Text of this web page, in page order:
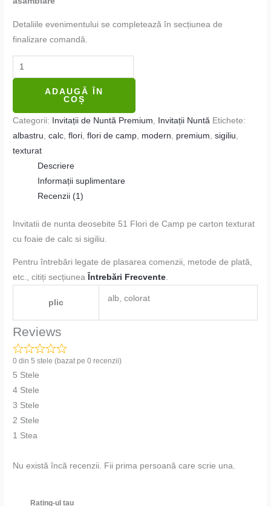
Detaliile evenimentului se completează în secțiunea de
finalizare comandă.
ADAUGĂ ÎN
COȘ
Categorii: Invitații de Nuntă Premium, Invitații Nuntă Etichete:
albastru,calc,flori,flori de camp, modern, premium,sigiliu,
texturat
Descriere
Informații suplimentare
Recenzii (1)
Invitatii de nunta deosebite 51 Flori de Camp pe carton texturat
cu foaie de calc si sigiliu.
Pentru întrebări legate de plasarea comenzii, metode de plată,
etc., citiți secțiunea Întrebări Frecvente.
plic alb, colorat
Reviews
0 din 5 stele (bazat pe 0 recenzii)
5 Stele
4 Stele
3 Stele
2 Stele
1 Stea
Nu există încă recenzii. Fii prima persoană care scrie una.
Rating-ul tau